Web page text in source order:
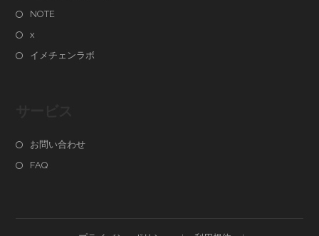
NOTE
x
イメチェンラボ
お問い合わせ
FAQ